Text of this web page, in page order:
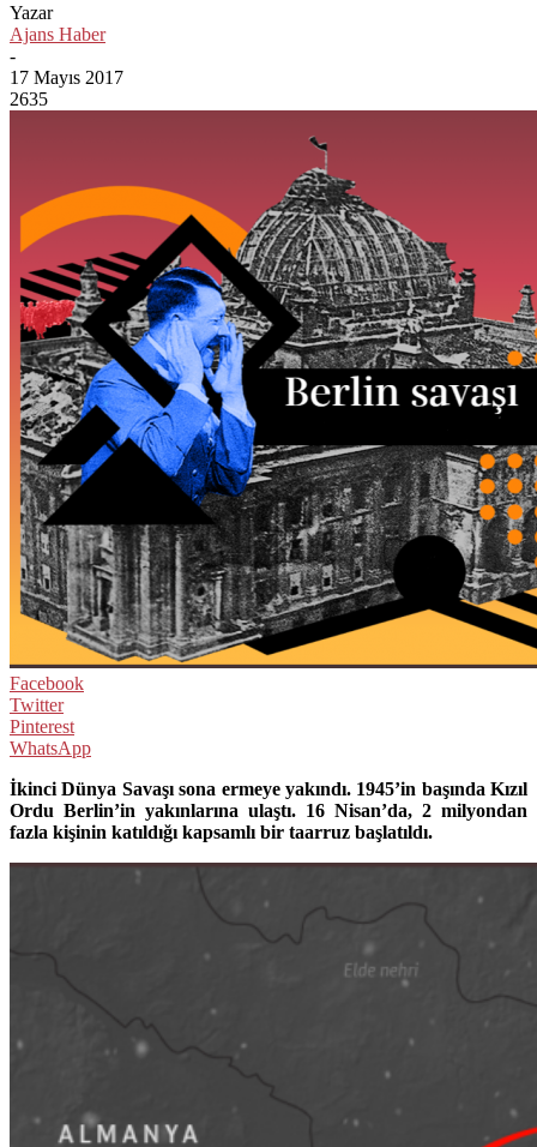
Yazar
Ajans Haber
-
17 Mayıs 2017
2635
Facebook
Twitter
Pinterest
WhatsApp
İkinci Dünya Savaşı sona ermeye yakındı. 1945’in başında Kızıl
Ordu Berlin’in yakınlarına ulaştı. 16 Nisan’da, 2 milyondan
fazla kişinin katıldığı kapsamlı bir taarruz başlatıldı.